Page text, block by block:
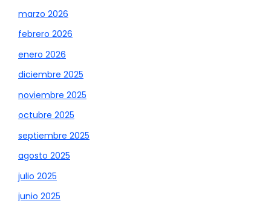
marzo 2026
febrero 2026
enero 2026
diciembre 2025
noviembre 2025
octubre 2025
septiembre 2025
agosto 2025
julio 2025
junio 2025